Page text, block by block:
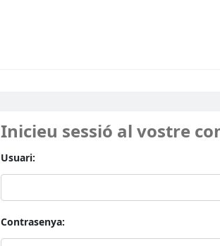
Inicieu sessió al vostre
Usuari:
Contrasenya: